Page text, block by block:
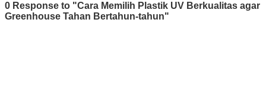
0 Response to "Cara Memilih Plastik UV Berkualitas agar
Greenhouse Tahan Bertahun-tahun"